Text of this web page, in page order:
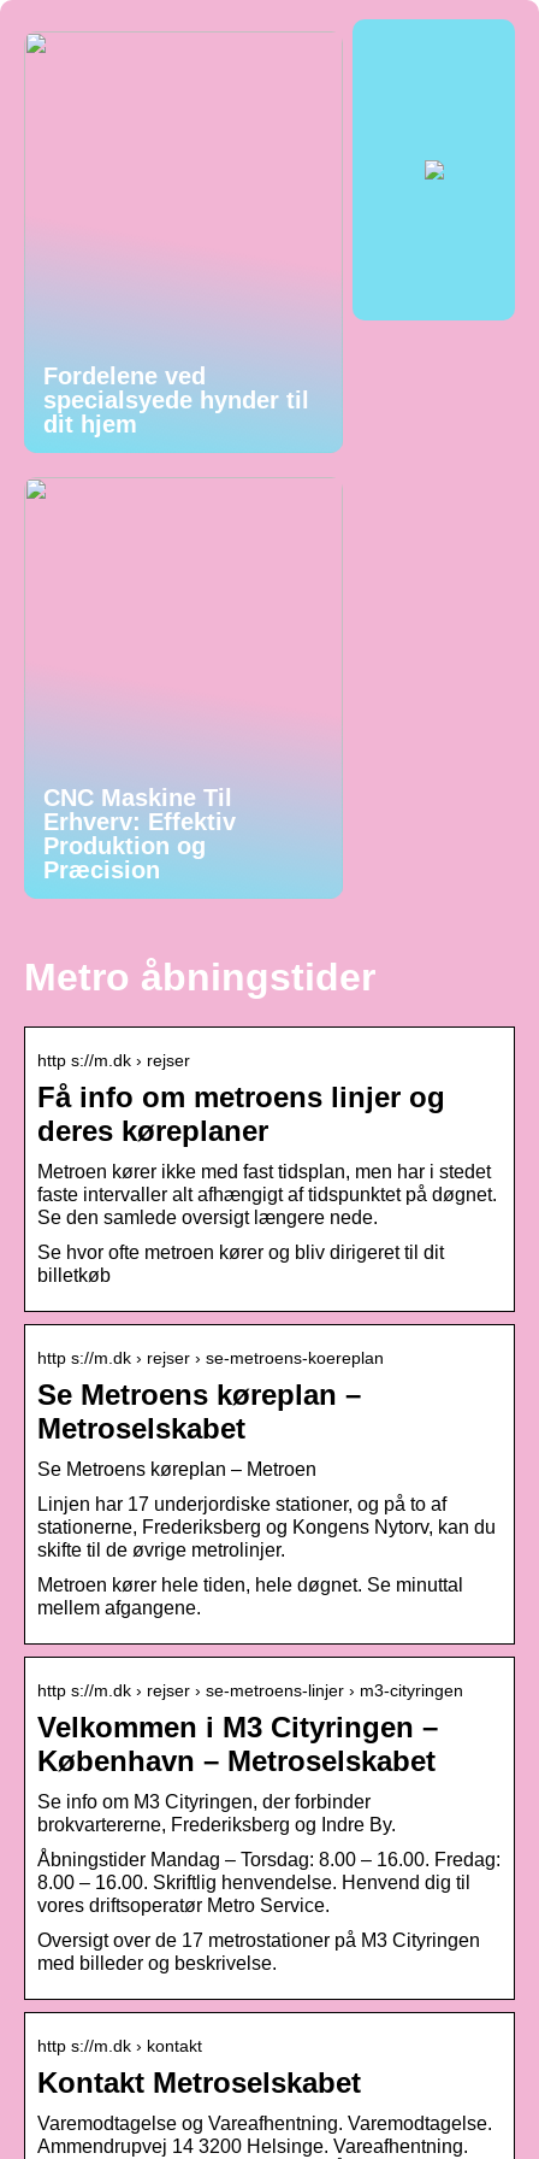
Fordelene ved
specialsyede hynder til
dit hjem
CNC Maskine Til
Erhverv: Effektiv
Produktion og
Præcision
Metro åbningstider
http s://m.dk › rejser
Få info om metroens linjer og
deres køreplaner
Metroen kører ikke med fast tidsplan, men har i stedet
faste intervaller alt afhængigt af tidspunktet på døgnet.
Se den samlede oversigt længere nede.
Se hvor ofte metroen kører og bliv dirigeret til dit
billetkøb
http s://m.dk › rejser › se-metroens-koereplan
Se Metroens køreplan –
Metroselskabet
Se Metroens køreplan – Metroen
Linjen har 17 underjordiske stationer, og på to af
stationerne, Frederiksberg og Kongens Nytorv, kan du
skifte til de øvrige metrolinjer.
Metroen kører hele tiden, hele døgnet. Se minuttal
mellem afgangene.
http s://m.dk › rejser › se-metroens-linjer › m3-cityringen
Velkommen i M3 Cityringen –
København – Metroselskabet
Se info om M3 Cityringen, der forbinder
brokvartererne, Frederiksberg og Indre By.
Åbningstider Mandag – Torsdag: 8.00 – 16.00. Fredag:
8.00 – 16.00. Skriftlig henvendelse. Henvend dig til
vores driftsoperatør Metro Service.
Oversigt over de 17 metrostationer på M3 Cityringen
med billeder og beskrivelse.
http s://m.dk › kontakt
Kontakt Metroselskabet
Varemodtagelse og Vareafhentning. Varemodtagelse.
Ammendrupvej 14 3200 Helsinge. Vareafhentning.